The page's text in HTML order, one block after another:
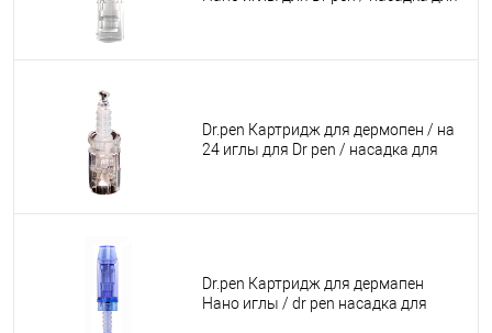
Dr.pen Картридж для дермопен / на
24 иглы для Dr pen / насадка для
Dr.pen Картридж для дермапен
Нано иглы / dr pen насадка для